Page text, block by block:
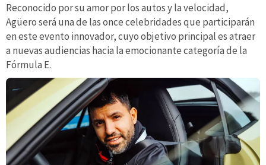
Reconocido por su amor por los autos y la velocidad,
Agüero será una de las once celebridades que participarán
en este evento innovador, cuyo objetivo principal es atraer
a nuevas audiencias hacia la emocionante categoría de la
Fórmula E.